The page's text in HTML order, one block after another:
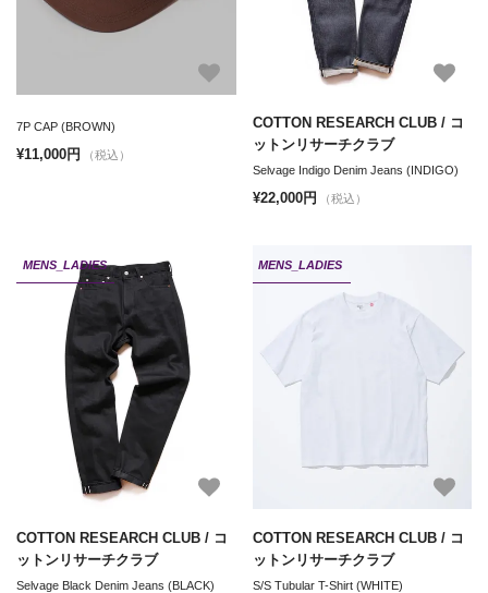
7P CAP (BROWN)
¥11,000円 （税込）
COTTON RESEARCH CLUB / コ
ットンリサーチクラブ
Selvage Indigo Denim Jeans (INDIGO)
¥22,000円 （税込）
MENS_LADIES
COTTON RESEARCH CLUB / コ
ットンリサーチクラブ
Selvage Black Denim Jeans (BLACK)
MENS_LADIES
COTTON RESEARCH CLUB / コ
ットンリサーチクラブ
S/S Tubular T-Shirt (WHITE)